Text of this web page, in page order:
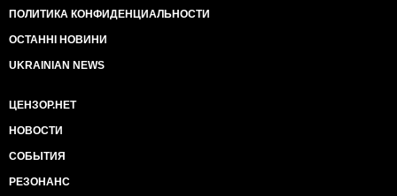
ПОЛИТИКА КОНФИДЕНЦИАЛЬНОСТИ
ОСТАННІ НОВИНИ
UKRAINIAN NEWS
ЦЕНЗОР.НЕТ
НОВОСТИ
СОБЫТИЯ
РЕЗОНАНС